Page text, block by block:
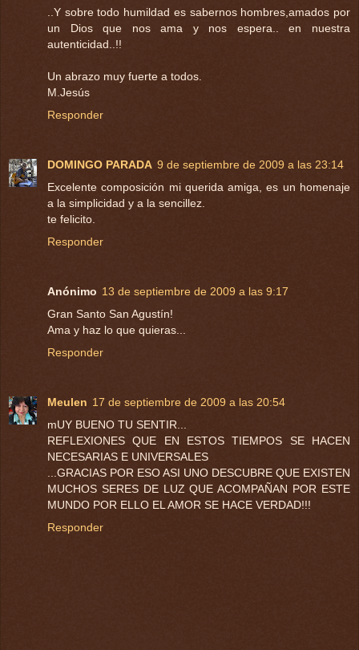
..Y sobre todo humildad es sabernos hombres,amados por
un Dios que nos ama y nos espera.. en nuestra
autenticidad..!!
Un abrazo muy fuerte a todos.
M.Jesús
Responder
DOMINGO PARADA 9 de septiembre de 2009 a las 23:14
Excelente composición mi querida amiga, es un homenaje
a la simplicidad y a la sencillez.
te felicito.
Responder
Anónimo 13 de septiembre de 2009 a las 9:17
Gran Santo San Agustín!
Ama y haz lo que quieras...
Responder
Meulen 17 de septiembre de 2009 a las 20:54
mUY BUENO TU SENTIR...
REFLEXIONES QUE EN ESTOS TIEMPOS SE HACEN
NECESARIAS E UNIVERSALES
...GRACIAS POR ESO ASI UNO DESCUBRE QUE EXISTEN
MUCHOS SERES DE LUZ QUE ACOMPAÑAN POR ESTE
MUNDO POR ELLO EL AMOR SE HACE VERDAD!!!
Responder